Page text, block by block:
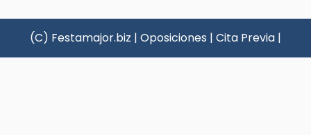
(C) Festamajor.biz | Oposiciones | Cita Previa |